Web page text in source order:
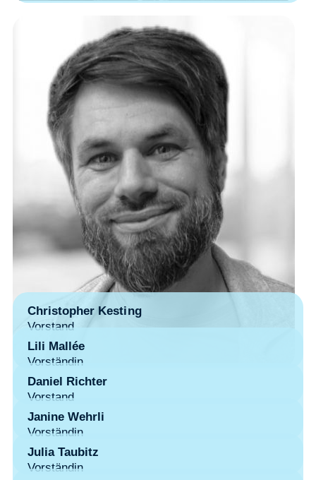
Christopher Kesting
Vorstand
Lili Mallée
Vorständin
Daniel Richter
Vorstand
Janine Wehrli
Vorständin
Julia Taubitz
Vorständin